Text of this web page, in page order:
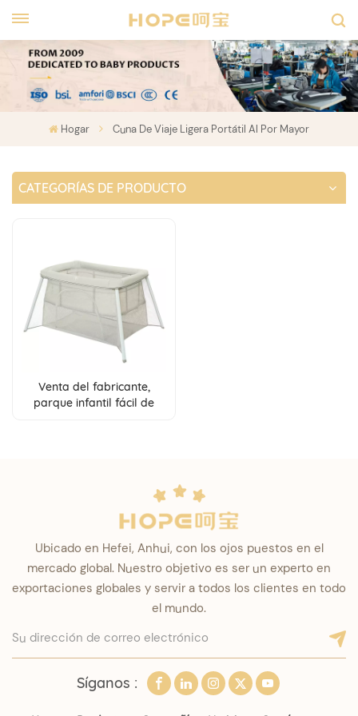
Hogar Cuna De Viaje Ligera Portátil Al Por Mayor
CATEGORÍAS DE PRODUCTO
Venta del fabricante,
parque infantil fácil de
Ubicado en Hefei, Anhui, con los ojos puestos en el
mercado global. Nuestro objetivo es ser un experto en
exportaciones globales y servir a todos los clientes en todo
el mundo.
Síganos :